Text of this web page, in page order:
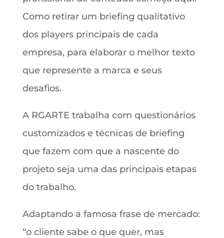
Como retirar um briefing qualitativo
dos players principais de cada
empresa, para elaborar o melhor texto
que represente a marca e seus
desafios.
A RGARTE trabalha com questionários
customizados e técnicas de briefing
que fazem com que a nascente do
projeto seja uma das principais etapas
do trabalho.
Adaptando a famosa frase de mercado:
“o cliente sabe o que quer, mas